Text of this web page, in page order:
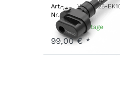
Art.-
Nr.
V-TA12-25-
169
3 - 7 Werktage
99,00 € *